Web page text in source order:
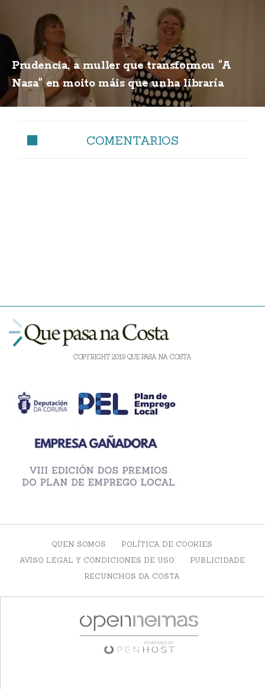
Prudencia, a muller que transformou "A
Nasa" en moito máis que unha libraría
COMENTARIOS
COPYRIGHT 2019 QUE PASA NA COSTA
QUEN SOMOS
POLÍTICA DE COOKIES
AVISO LEGAL Y CONDICIONES DE USO
PUBLICIDADE
RECUNCHOS DA COSTA